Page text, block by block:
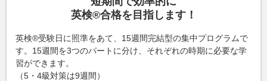
英検®合格を目指します！
英検®受験日に照準をあて、15週間完結型の集中プログラムで
す。15週間を3つのパートに分け、それぞれの時期に必要な学
習ができます。
（5・4級対策は9週間）